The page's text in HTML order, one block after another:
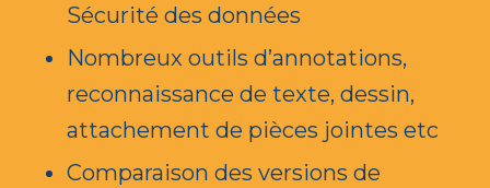
Sécurité des données
Nombreux outils d’annotations,
reconnaissance de texte, dessin,
attachement de pièces jointes etc
Comparaison des versions de